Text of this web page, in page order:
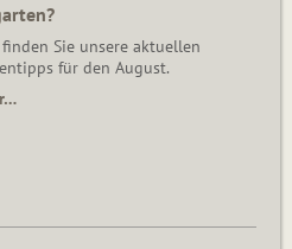
Sie unsere aktuellen
für den August.